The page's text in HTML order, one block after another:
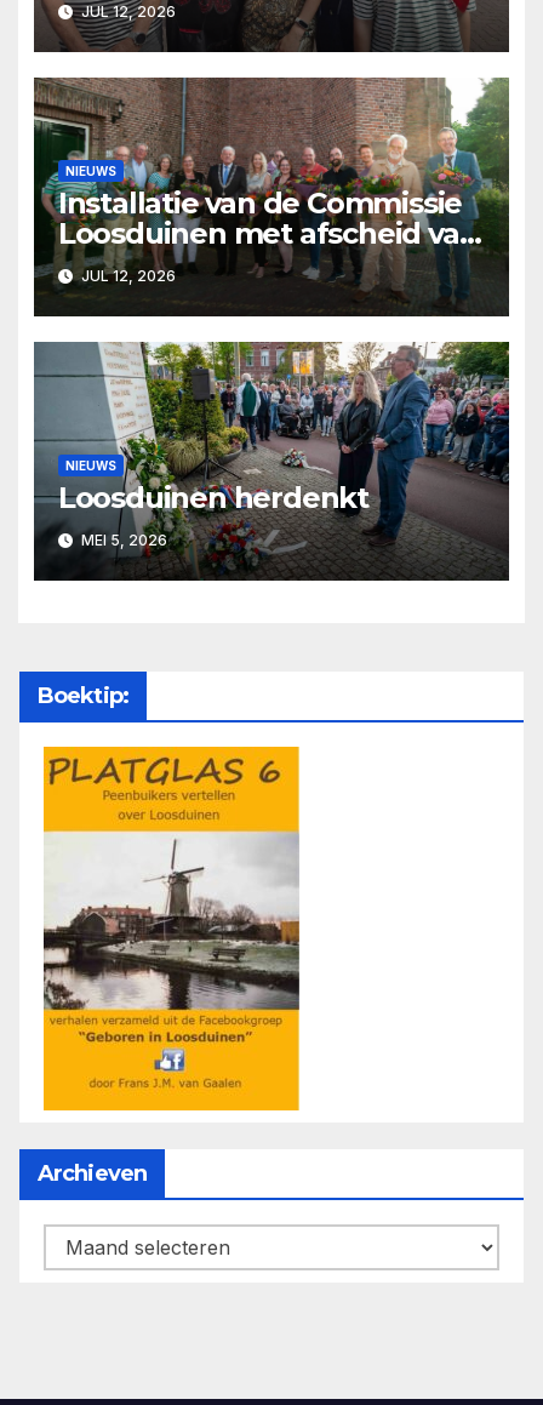
JUL 12, 2026
NIEUWS
Installatie van de Commissie
Loosduinen met afscheid van
Pjer Wijsman
JUL 12, 2026
NIEUWS
Loosduinen herdenkt
MEI 5, 2026
Boektip:
Archieven
Archieven